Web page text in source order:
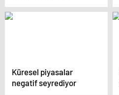
Kuyumcu, “Yavru”
sistemiyle 500 milyon
Küresel piyasalar
negatif seyrediyor